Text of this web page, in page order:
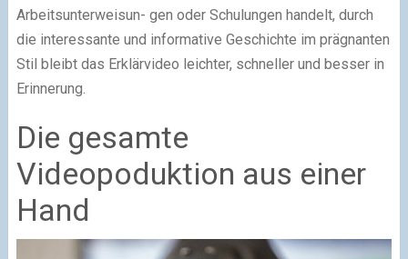
Arbeitsunterweisun- gen oder Schulungen handelt, durch
die interessante und informative Geschichte im prägnanten
Stil bleibt das Erklärvideo leichter, schneller und besser in
Erinnerung.
Die gesamte
Videopoduktion aus einer
Hand